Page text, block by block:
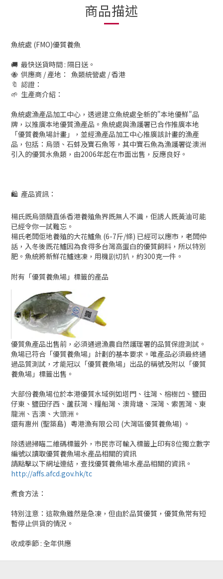
商品描述
魚統處 (FMO)優質養魚
🚚 最快送貨時間 : 隔日送。
🐝 供應商 / 產地： 魚類統營處 / 香港
🔖 認證：
🌱 生產商介紹：
魚統處漁產品加工中心，透過建立魚統處全新的"本地優鮮"品
牌，以推廣本地優質漁產品。魚統處與漁護署已合作推廣本地
「優質養魚場計畫」，並經漁產品加工中心推廣該計畫的漁產
品，包括：烏頭、石蚌及寶石魚等，其中寶石魚為漁護署從澳洲
引入的優質水魚類，由2006年起在市面出售，反應良好。
🛍 產品資訊：
楊氏既烏頭簡直係香港養殖魚界既無人不識，佢誘人既黃油可能
已經令你一試難忘。
楊氏老闆佢地養殖的大花鱸魚 (6-7斤/條) 已經可以應市，老闆仲
話，入冬後既花鱸因為食得多台灣高蛋白的優質飼料，所以特別
肥。魚統將新鮮花鱸速凍，用機剧切扒，約300克一件。
附有「優質養魚場」標籤的產品
優質魚產品出售前，必須通過漁農自然護理署的品質保證測試。
魚場已符合「優質養魚場」計劃的基本要求。唯產品必須最終通
過品質測試，才能冠以「優質養魚場」出品的稱號及附以「優質
養魚場」標籤出售。
大部份養魚場位於本港優質水域例如塔門、往灣、榕樹凹、鹽田
仔東、鹽田仔西、蘆荻灣、糧船灣、澳背塘、深灣、索罟灣、東
龍洲、吉澳、大頭洲。
還有惠州 (聖築島) 粵港漁有限公司 (大灣區優質養魚場) 。
除透過掃瞄二維碼標籤外，市民亦可輸入標籤上印有8位獨立數字
編號以讀取優質養魚場水產品相關的資訊
請點擊以下網址連結，查找優質養魚場水產品相關的資訊。
http://affs.afcd.gov.hk/tc
煮食方法：
特別注意：這款魚雖然是急凍，但由於品質優質，優質魚常有短
暫停止供貨的情況。
收成季節 : 全年供應